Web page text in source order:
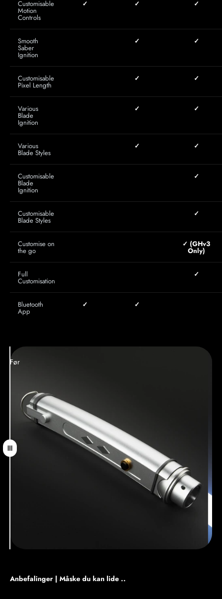
Customisable
Motion
Controls
✓ ✓ ✓
Smooth
Saber
Ignition
✓ ✓
Customisable
Pixel Length
✓ ✓
Various
Blade
Ignition
✓ ✓
Various
Blade Styles
✓ ✓
Customisable
Blade
Ignition
✓
Customisable
Blade Styles
✓
Customise on
the go
✓ (GHv3
Only)
Full
Customisation
✓
Bluetooth
App
✓ ✓
Før
Efter
Træk
Anbefalinger | Måske du kan lide ..